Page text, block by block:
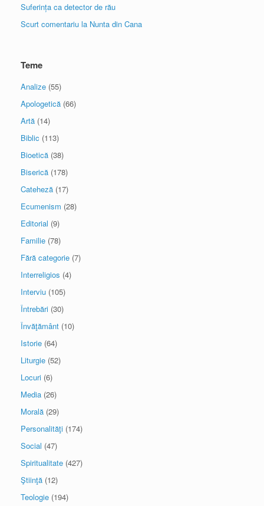
Suferința ca detector de rău
Scurt comentariu la Nunta din Cana
Teme
Analize (55)
Apologetică (66)
Artă (14)
Biblic (113)
Bioetică (38)
Biserică (178)
Cateheză (17)
Ecumenism (28)
Editorial (9)
Familie (78)
Fără categorie (7)
Interreligios (4)
Interviu (105)
Întrebări (30)
Învăţământ (10)
Istorie (64)
Liturgie (52)
Locuri (6)
Media (26)
Morală (29)
Personalităţi (174)
Social (47)
Spiritualitate (427)
Ştiinţă (12)
Teologie (194)